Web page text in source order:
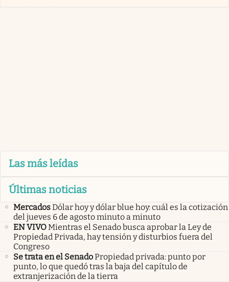
Las más leídas
Últimas noticias
MercadosDólar hoy y dólar blue hoy: cuál es la cotización
del jueves 6 de agosto minuto a minuto
EN VIVOMientras el Senado busca aprobar la Ley de
Propiedad Privada, hay tensión y disturbios fuera del
Congreso
Se trata en el SenadoPropiedad privada: punto por
punto, lo que quedó tras la baja del capítulo de
extranjerización de la tierra